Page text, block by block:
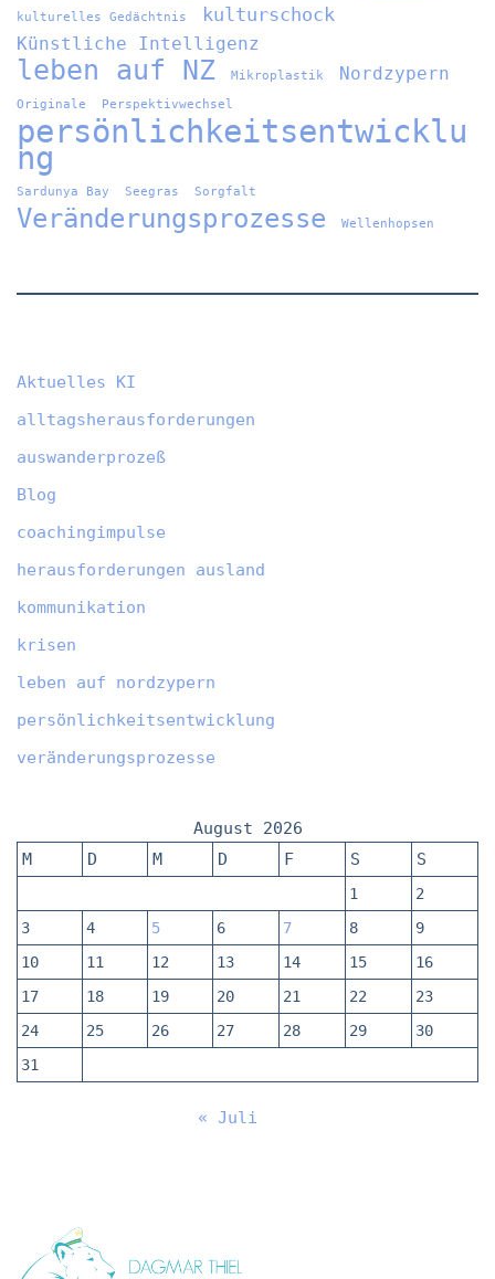
kulturelles Gedächtnis kulturschock
Künstliche Intelligenz
leben auf NZ Mikroplastik Nordzypern
Originale Perspektivwechsel
persönlichkeitsentwicklu
ng
Sardunya Bay Seegras Sorgfalt
Veränderungsprozesse Wellenhopsen
Aktuelles KI
alltagsherausforderungen
auswanderprozeß
Blog
coachingimpulse
herausforderungen ausland
kommunikation
krisen
leben auf nordzypern
persönlichkeitsentwicklung
veränderungsprozesse
August 2026
M
D M D F S S
1
2
3
4 5 6 7 8
9
10
11 12 13 14 15
16
17
18 19 20 21 22
23
24
25 26 27 28 29
30
31
« Juli